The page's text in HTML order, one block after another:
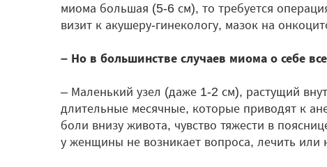
миома большая (5-6 см), то требуется
визит к акушеру-гинекологу, мазок на
– Но в большинстве случаев миома о себе
– Маленький узел (даже 1-2 см), растущий
длительные месячные, которые приводят к
боли внизу живота, чувство тяжести в
у женщины не возникает вопроса, лечить или